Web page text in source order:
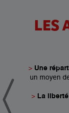
nos
les
LES
> Une
un moyen
> La